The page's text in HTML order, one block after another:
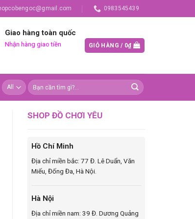
0983545439
Giao hàng toàn quốc
Nhận hàng giao tiền GIỎ HÀNG / 0₫
SHOP ĐỒ CHƠI YÊU
Hồ Chí Minh
Địa chỉ miền bắc: 77 Đ. Lê Duẩn, Văn
Miếu, Đống Đa, Hà Nội.
Hà Nội
Địa chỉ miền nam: 39 Đ. Dương Quảng